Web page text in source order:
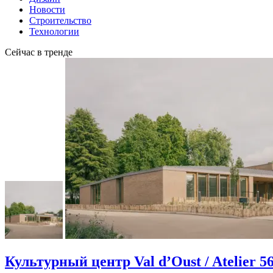
Новости
Строительство
Технологии
Сейчас в тренде
Культурный центр Val d’Oust / Atelier